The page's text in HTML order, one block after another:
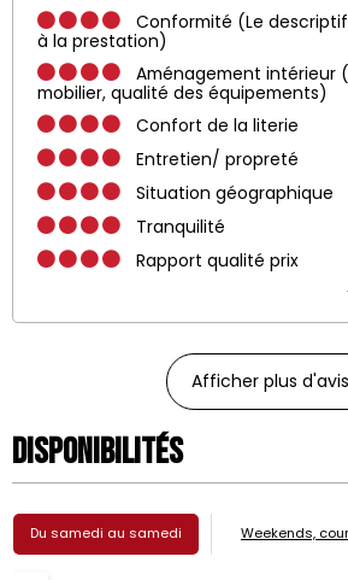
Conformité (Le
à la prestation)
Aménagement intérieur
mobilier, qualité des équipements)
Confort de la literie
Entretien/ propreté
Situation géographique
Tranquilité
Rapport qualité prix
Afficher plus d'avis
Disponibilités
Du samedi au samedi Weekends,